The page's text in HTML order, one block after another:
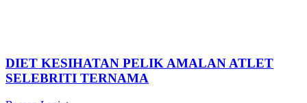
DIET KESIHATAN PELIK AMALAN ATLET
SELEBRITI TERNAMA